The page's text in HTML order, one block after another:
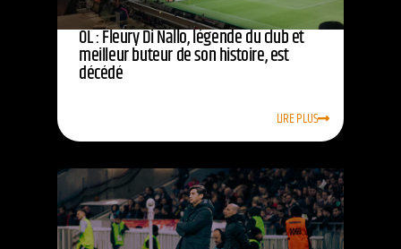
OL : Fleury Di Nallo, légende du club et
meilleur buteur de son histoire, est
décédé
LIRE PLUS